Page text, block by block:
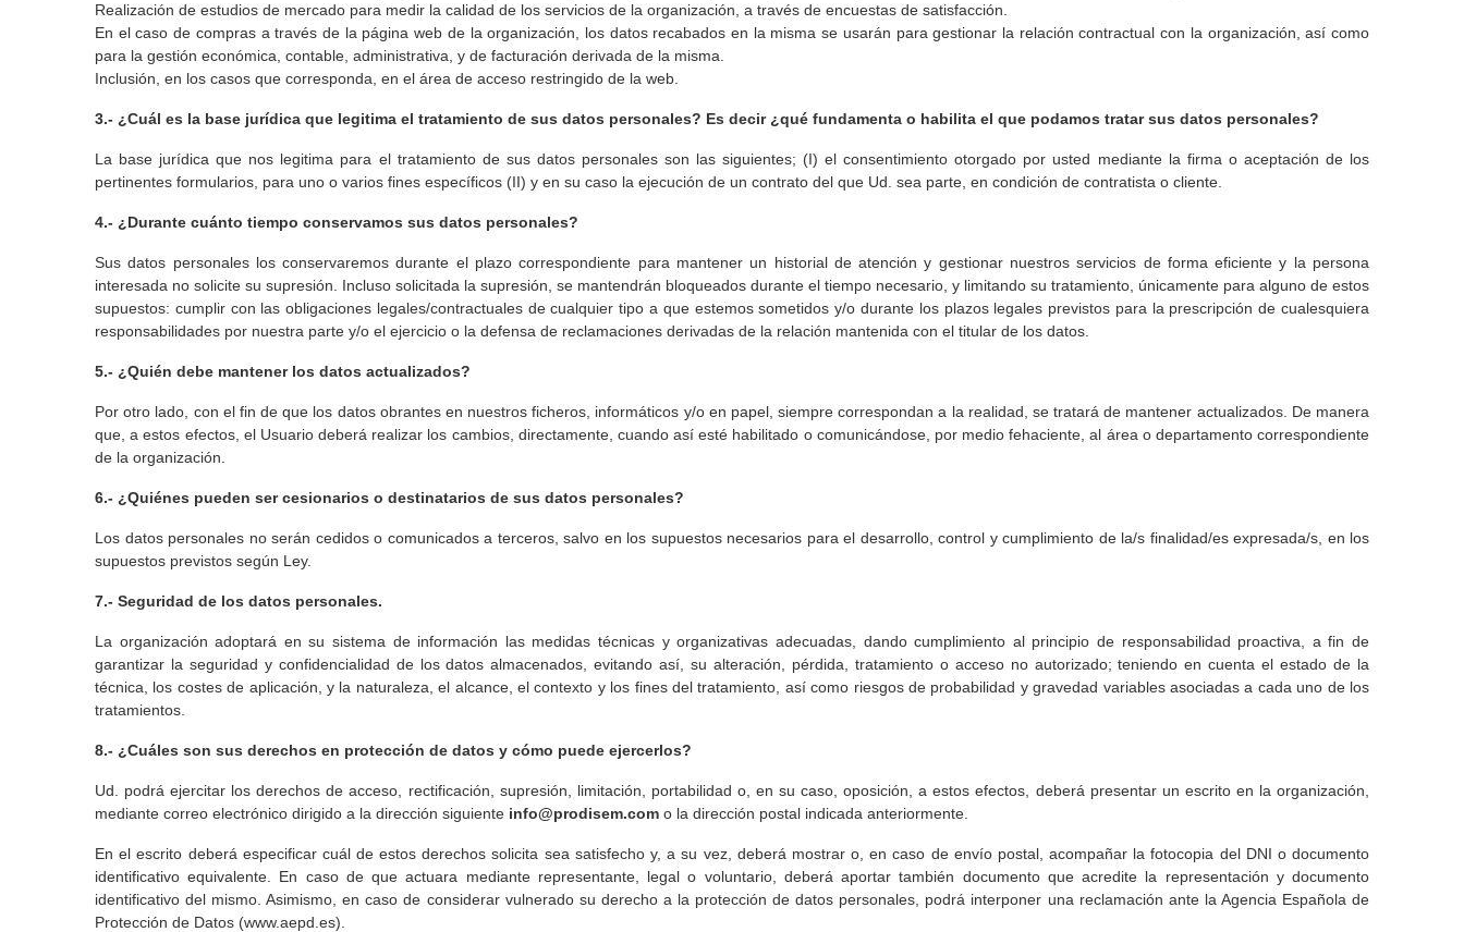
Realización de estudios de mercado para medir la calidad de los servicios de la organización, a través de encuestas de satisfacción.
En el caso de compras a través de la página web de la organización, los datos recabados en la misma se usarán para gestionar la relación contractual con la organización, así como
para la gestión económica, contable, administrativa, y de facturación derivada de la misma.
Inclusión, en los casos que corresponda, en el área de acceso restringido de la web.
3.- ¿Cuál es la base jurídica que legitima el tratamiento de sus datos personales? Es decir ¿qué fundamenta o habilita el que podamos tratar sus datos personales?
La base jurídica que nos legitima para el tratamiento de sus datos personales son las siguientes; (I) el consentimiento otorgado por usted mediante la firma o aceptación de los
pertinentes formularios, para uno o varios fines específicos (II) y en su caso la ejecución de un contrato del que Ud. sea parte, en condición de contratista o cliente.
4.- ¿Durante cuánto tiempo conservamos sus datos personales?
Sus datos personales los conservaremos durante el plazo correspondiente para mantener un historial de atención y gestionar nuestros servicios de forma eficiente y la persona
interesada no solicite su supresión. Incluso solicitada la supresión, se mantendrán bloqueados durante el tiempo necesario, y limitando su tratamiento, únicamente para alguno de estos
supuestos: cumplir con las obligaciones legales/contractuales de cualquier tipo a que estemos sometidos y/o durante los plazos legales previstos para la prescripción de cualesquiera
responsabilidades por nuestra parte y/o el ejercicio o la defensa de reclamaciones derivadas de la relación mantenida con el titular de los datos.
5.- ¿Quién debe mantener los datos actualizados?
Por otro lado, con el fin de que los datos obrantes en nuestros ficheros, informáticos y/o en papel, siempre correspondan a la realidad, se tratará de mantener actualizados. De manera
que, a estos efectos, el Usuario deberá realizar los cambios, directamente, cuando así esté habilitado o comunicándose, por medio fehaciente, al área o departamento correspondiente
de la organización.
6.- ¿Quiénes pueden ser cesionarios o destinatarios de sus datos personales?
Los datos personales no serán cedidos o comunicados a terceros, salvo en los supuestos necesarios para el desarrollo, control y cumplimiento de la/s finalidad/es expresada/s, en los
supuestos previstos según Ley.
7.- Seguridad de los datos personales.
La organización adoptará en su sistema de información las medidas técnicas y organizativas adecuadas, dando cumplimiento al principio de responsabilidad proactiva, a fin de
garantizar la seguridad y confidencialidad de los datos almacenados, evitando así, su alteración, pérdida, tratamiento o acceso no autorizado; teniendo en cuenta el estado de la
técnica, los costes de aplicación, y la naturaleza, el alcance, el contexto y los fines del tratamiento, así como riesgos de probabilidad y gravedad variables asociadas a cada uno de los
tratamientos.
8.- ¿Cuáles son sus derechos en protección de datos y cómo puede ejercerlos?
Ud. podrá ejercitar los derechos de acceso, rectificación, supresión, limitación, portabilidad o, en su caso, oposición, a estos efectos, deberá presentar un escrito en la organización,
mediante correo electrónico dirigido a la dirección siguiente info@prodisem.com o la dirección postal indicada anteriormente.
En el escrito deberá especificar cuál de estos derechos solicita sea satisfecho y, a su vez, deberá mostrar o, en caso de envío postal, acompañar la fotocopia del DNI o documento
identificativo equivalente. En caso de que actuara mediante representante, legal o voluntario, deberá aportar también documento que acredite la representación y documento
identificativo del mismo. Asimismo, en caso de considerar vulnerado su derecho a la protección de datos personales, podrá interponer una reclamación ante la Agencia Española de
Protección de Datos (www.aepd.es).